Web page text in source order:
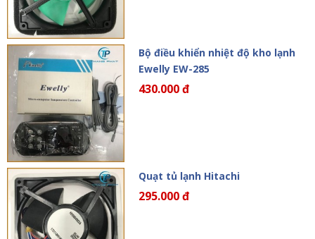
Bộ điều khiển nhiệt độ kho lạnh
Ewelly EW-285
430.000 đ
Quạt tủ lạnh Hitachi
295.000 đ